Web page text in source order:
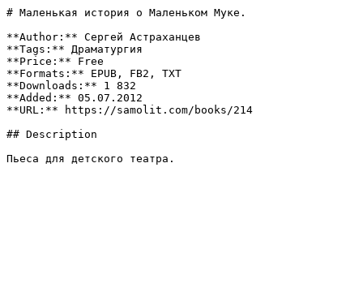
# Маленькая история о Маленьком Муке.
**Author:** Сергей Астраханцев
**Tags:** Драматургия
**Price:** Free
**Formats:** EPUB, FB2, TXT
**Downloads:** 1 832
**Added:** 05.07.2012
**URL:** https://samolit.com/books/214
## Description
Пьеса для детского театра.